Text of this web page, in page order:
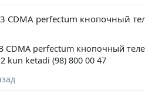
CDMA perfectum кнопочный
CDMA perfectum кнопочный
kun ketadi (98) 800 00 47